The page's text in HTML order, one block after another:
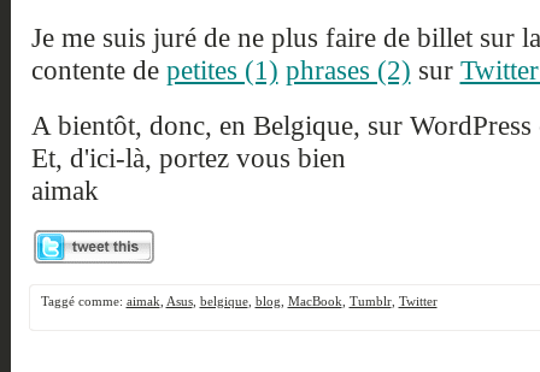
Je me suis juré de ne plus faire de billet sur
contente de petites (1) phrases (2) sur
A bientôt, donc, en Belgique, sur
Et, d'ici-là, portez vous bien
aimak
Taggé comme: aimak, Asus, belgique, blog, MacBook, Tumblr, Twitter